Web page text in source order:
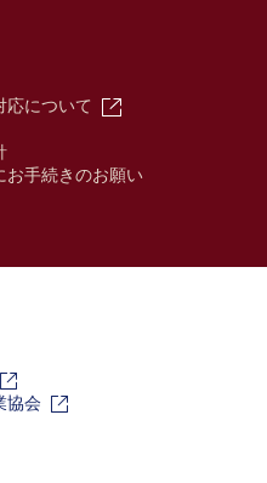
応について
お手続きのお願い
協会